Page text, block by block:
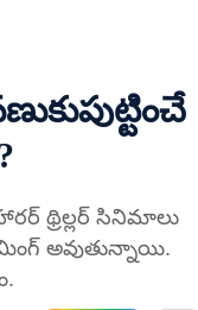
థ్రిల్లర్ సినిమాలు
అవుతున్నాయి.